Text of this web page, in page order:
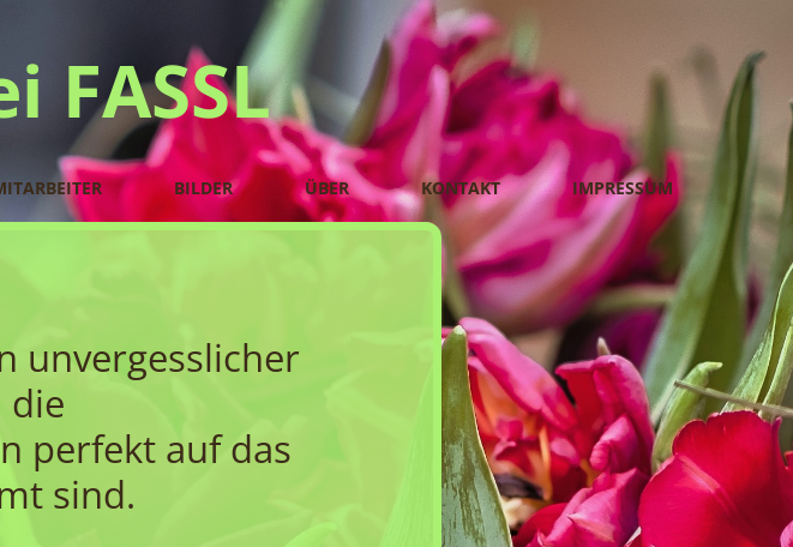
FASSL
BILDER ÜBER KONTAKT IMPRESSUM
unvergesslicher
die
perfekt auf das
sind.